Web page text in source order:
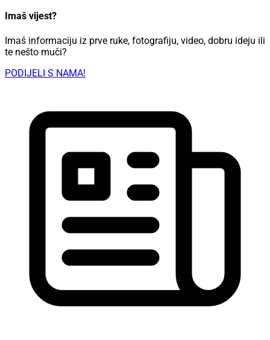
Imaš vijest?
Imaš informaciju iz prve ruke, fotografiju, video, dobru ideju ili
te nešto muči?
PODIJELI S NAMA!